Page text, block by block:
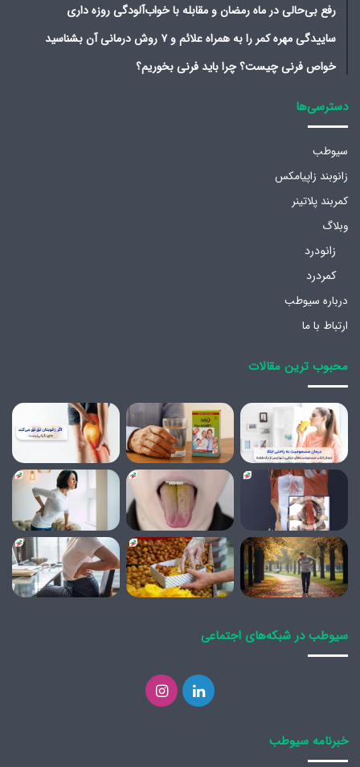
رفع بی‌حالی در ماه رمضان و مقابله با خواب‌آلودگی روزه داری
ساییدگی مهره کمر را به همراه علائم و ۷ روش درمانی آن بشناسید
خواص فرنی چیست؟ چرا باید فرنی بخوریم؟
دسترسی‌ها
سیوطب
زانوبند زاپیامکس
کمربند پلاتینر
وبلاگ
زانودرد
کمردرد
درباره سیوطب
ارتباط با ما
محبوب ترین مقالات
سیوطب در شبکه‌های اجتماعی
لینکدیناینستاگرام
خبرنامه سیوطب